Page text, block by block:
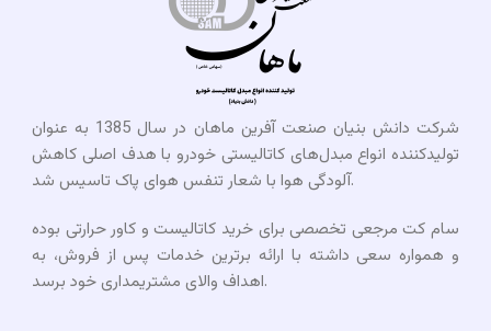
شرکت دانش بنیان صنعت آفرین ماهان در سال 1385 به عنوان
تولیدکننده انواع مبدل‌های کاتالیستی خودرو با هدف اصلی کاهش
آلودگی هوا با شعار تنفس هوای پاک تاسیس شد.
سام کت مرجعی تخصصی برای خرید کاتالیست و کاور حرارتی بوده
و همواره سعی داشته با ارائه برترین خدمات پس از فروش، به
اهداف والای مشتریمداری خود برسد.​